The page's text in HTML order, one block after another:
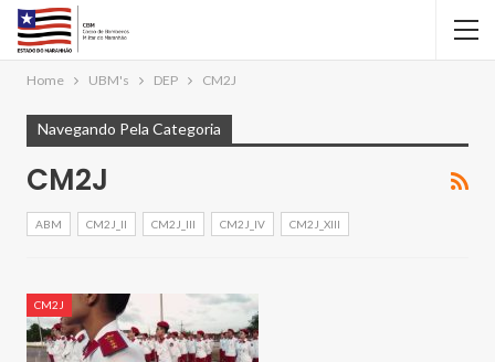
Home UBM's DEP CM2J
Navegando Pela Categoria
CM2J
ABM CM2J_II CM2J_III CM2J_IV CM2J_XIII
CM2J